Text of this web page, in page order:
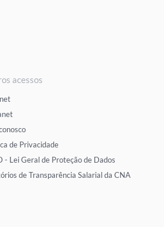
acessos
de Privacidade
- Lei Geral de Proteção de Dados
de Transparência Salarial da CNA